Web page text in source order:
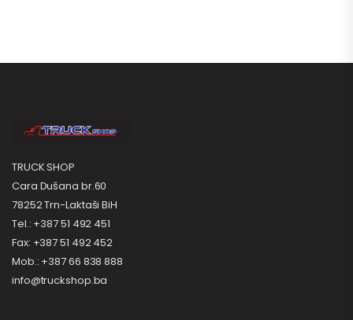
TRUCK SHOP
Cara Dušana br.60
78252 Trn-Laktaši BiH
Tel.: +387 51 492 451
Fax: +387 51 492 452
Mob.: +387 66 838 888
info@truckshop.ba